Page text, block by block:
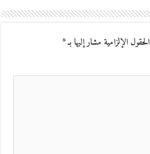
الحقول الإلزامية مشار إليها بـ*